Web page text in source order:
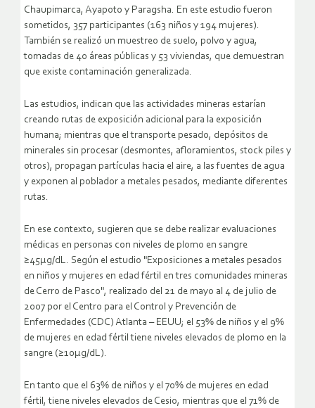
Chaupimarca, Ayapoto y Paragsha. En este estudio fueron
sometidos, 357 participantes (163 niños y 194 mujeres).
También se realizó un muestreo de suelo, polvo y agua,
tomadas de 40 áreas públicas y 53 viviendas, que demuestran
que existe contaminación generalizada.
Las estudios, indican que las actividades mineras estarían
creando rutas de exposición adicional para la exposición
humana; mientras que el transporte pesado, depósitos de
minerales sin procesar (desmontes, afloramientos, stock piles y
otros), propagan partículas hacia el aire, a las fuentes de agua
y exponen al poblador a metales pesados, mediante diferentes
rutas.
En ese contexto, sugieren que se debe realizar evaluaciones
médicas en personas con niveles de plomo en sangre
≥45μg/dL. Según el estudio "Exposiciones a metales pesados
en niños y mujeres en edad fértil en tres comunidades mineras
de Cerro de Pasco", realizado del 21 de mayo al 4 de julio de
2007 por el Centro para el Control y Prevención de
Enfermedades (CDC) Atlanta – EEUU; el 53% de niños y el 9%
de mujeres en edad fértil tiene niveles elevados de plomo en la
sangre (≥10μg/dL).
En tanto que el 63% de niños y el 70% de mujeres en edad
fértil, tiene niveles elevados de Cesio, mientras que el 71% de